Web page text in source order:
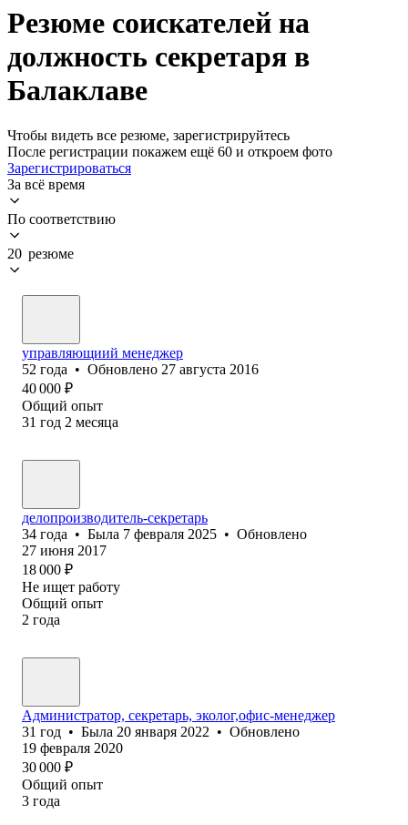
Резюме соискателей на
должность секретаря в
Балаклаве
Чтобы видеть все резюме, зарегистрируйтесь
После регистрации покажем ещё 60 и откроем фото
Зарегистрироваться
За всё время
По соответствию
20 резюме
управляющиий менеджер
52 года • Обновлено 27 августа 2016
40 000 ₽
Общий опыт
31 год 2 месяца
делопроизводитель-секретарь
34 года • Была 7 февраля 2025 • Обновлено
27 июня 2017
18 000 ₽
Не ищет работу
Общий опыт
2 года
Администратор, секретарь, эколог,офис-менеджер
31 год • Была 20 января 2022 • Обновлено
19 февраля 2020
30 000 ₽
Общий опыт
3 года